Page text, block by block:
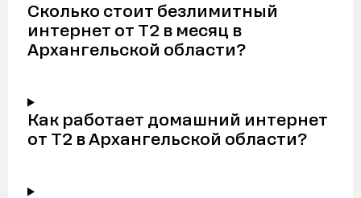
Сколько стоит безлимитный
интернет от Т2 в месяц в
Архангельской области?
Как работает домашний интернет
от Т2 в Архангельской области?